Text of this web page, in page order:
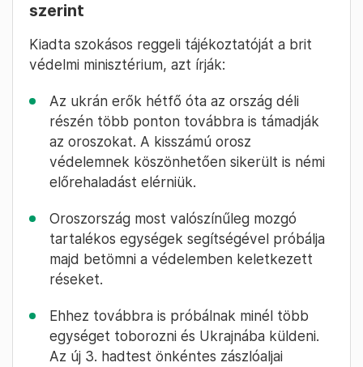
szerint
Kiadta szokásos reggeli tájékoztatóját a brit
védelmi minisztérium, azt írják:
Az ukrán erők hétfő óta az ország déli
részén több ponton továbbra is támadják
az oroszokat. A kisszámú orosz
védelemnek köszönhetően sikerült is némi
előrehaladást elérniük.
Oroszország most valószínűleg mozgó
tartalékos egységek segítségével próbálja
majd betömni a védelemben keletkezett
réseket.
Ehhez továbbra is próbálnak minél több
egységet toborozni és Ukrajnába küldeni.
Az új 3. hadtest önkéntes zászlóaljai